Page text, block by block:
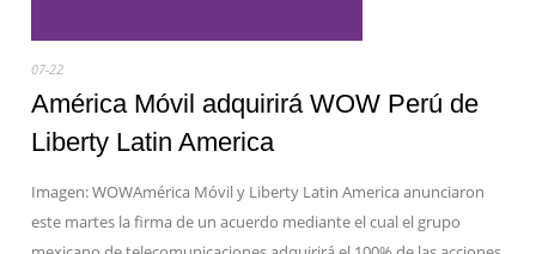
07-22
América Móvil adquirirá WOW Perú de
Liberty Latin America
Imagen: WOWAmérica Móvil y Liberty Latin America anunciaron
este martes la firma de un acuerdo mediante el cual el grupo